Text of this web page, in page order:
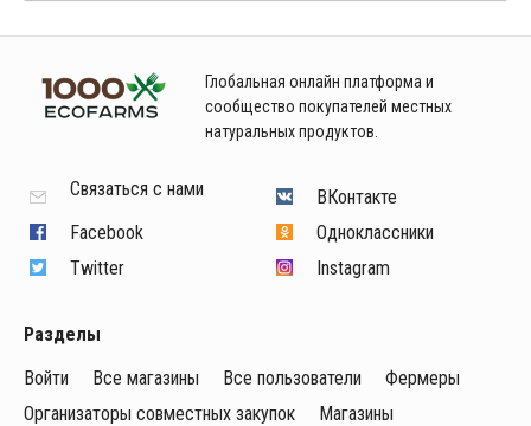
Глобальная онлайн платформа и
сообщество покупателей местных
натуральных продуктов.
Связаться с нами
Facebook
Twitter
ВКонтакте
Одноклассники
Instagram
Разделы
Войти
Все магазины Все пользователи
Фермеры
Организаторы совместных закупок
Магазины